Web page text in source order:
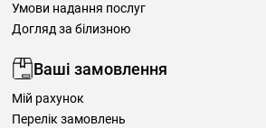
Умови надання послуг
Догляд за білизною
Ваші замовлення
Мій рахунок
Перелік замовлень